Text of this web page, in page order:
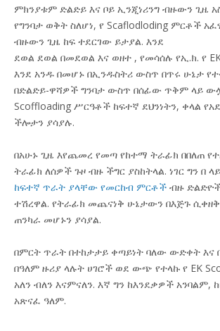
ምክንያቱም ድልድይ እና ቦይ ኢንጂነሪንግ ብዙውን ጊዜ
የግንባታ ወቅት ስለሆነ, የ Scaflodloding ምርቶች
ብዙውን ጊዜ ከፍ ተደርገው ይታያል. እንደ
ደወል ደወል በመደወል እና ወዘተ , የመሳሰሉ የኢ.ክ. የ
እንደ አንዱ በመሆኑ በኢንዱስትሪ ውስጥ በጥሩ ሁኔታ
በድልድይ-ዋሻዎች ግንባታ ውስጥ በሰፊው ጥቅም ላይ
Scoffloading ሥርዓቶች ከፍተኛ ደህንነትን, ቀላል
ችሎታን ያሳያሉ.
በአሁኑ ጊዜ እየጨመረ የመጣ የከተማ ትራፊክ በበለጠ
ትራፊክ ለሰዎች ጉዞ ብዙ ችግር ያስከትላል. ነገር ግን በ
ከፍተኛ ጥራት ያላቸው የመርከብ ምርቶች ብዙ
ተሽረዋል. የትራፊክ መጨናነቅ ሁኔታውን በእጅጉ
ጠንካራ መሆኑን ያሳያል.
በምርት ጥራት በተከታታይ ቀጣይነት ባለው ውድቀት እና
በዓለም ዙሪያ ላሉት ሀገሮች ወደ ውጭ የተላኩ የ EK
አለን ብለን እናምናለን. እኛ ግን ከእንደቃዎች አንባልም,
አጽናፈ ዓለም.